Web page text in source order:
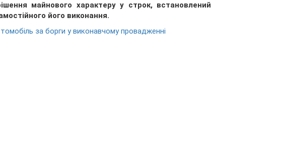
майнового характеру у строк, встановлений
його виконання.
за борги у виконавчому провадженні